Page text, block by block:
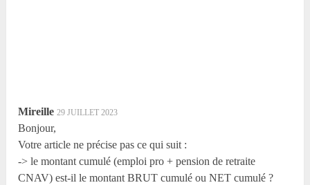
Mireille 29 JUILLET 2023
Bonjour,
Votre article ne précise pas ce qui suit :
-> le montant cumulé (emploi pro + pension de retraite
CNAV) est-il le montant BRUT cumulé ou NET cumulé ?